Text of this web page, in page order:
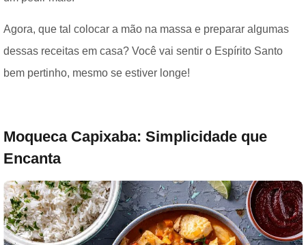
Agora, que tal colocar a mão na massa e preparar algumas
dessas receitas em casa? Você vai sentir o Espírito Santo
bem pertinho, mesmo se estiver longe!
Moqueca Capixaba: Simplicidade que
Encanta